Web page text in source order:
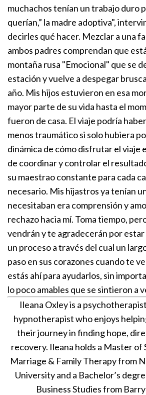
muchachos tenían un trabajo duro
querían,” la madre adoptiva",
decirles qué hacer. Mezclar a una
ambos padres comprendan que
montaña rusa "Emocional" que se
estación y vuelve a despegar
año. Mis hijos estuvieron en esa
mayor parte de su vida hasta el
fueron de casa. El viaje podría
menos traumático si solo hubiera
dinámica de cómo disfrutar el viaje
de coordinar y controlar el
su maestrao constante para cada
necesario. Mis hijastros ya tenían
necesitaban era comprensión y
rechazo hacia mí. Toma tiempo,
vendrán y te agradecerán por estar
un proceso a través del cual un
paso en sus corazones cuando te
estás ahí para ayudarlos, sin
lo poco amables que se sintieron a
Ileana Oxley is a
hypnotherapist who enjoys
their journey in finding hope,
recovery. Ileana holds a Master of
Marriage & Family Therapy from
University and a Bachelor’s
Business Studies from